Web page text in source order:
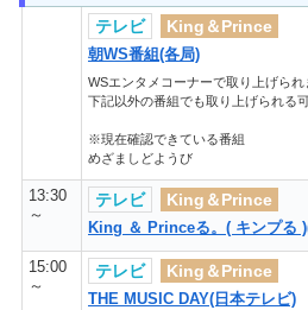
テレビ King＆Prince
朝WS番組(各局)
WSエンタメコーナーで取り上げられ
下記以外の番組でも取り上げられる
※現在確認できている番組
めざましどようび
13:30
～
テレビ King＆Prince
King ＆ Princeる。( キンプる
15:00
～
テレビ King＆Prince
THE MUSIC DAY(日本テレビ)